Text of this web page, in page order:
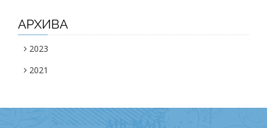
АРХИВА
2023
2021